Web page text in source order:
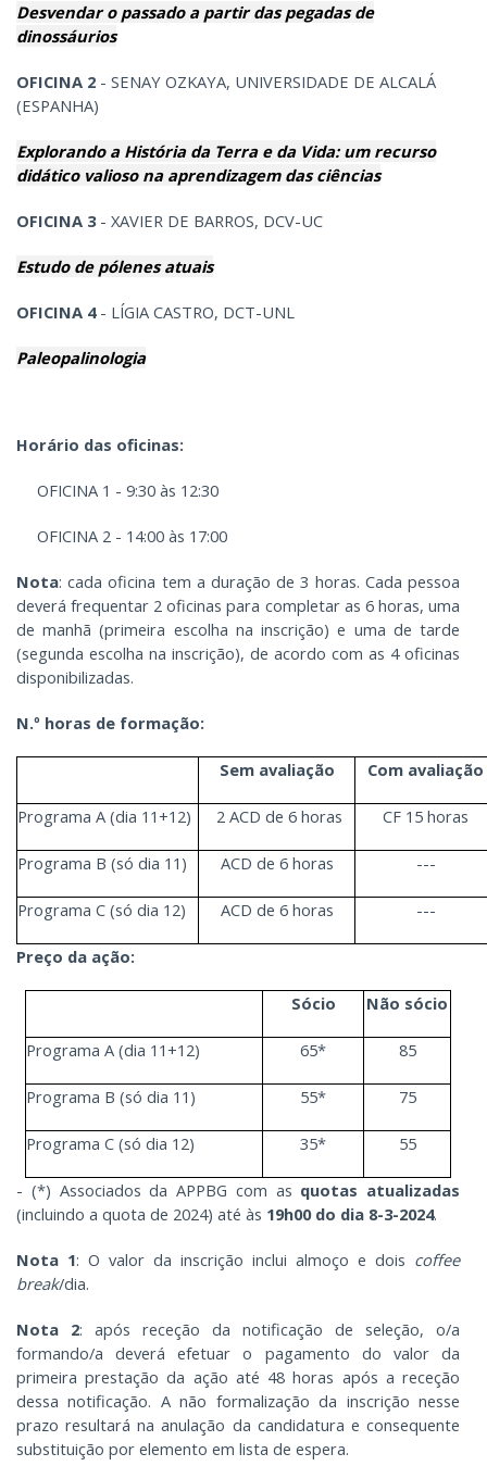
Desvendar o passado a partir das pegadas de
dinossáurios
OFICINA 2 - SENAY OZKAYA, UNIVERSIDADE DE ALCALÁ
(ESPANHA)
Explorando a História da Terra e da Vida: um recurso
didático valioso na aprendizagem das ciências
OFICINA 3- XAVIER DE BARROS, DCV-UC
Estudo de pólenes atuais
OFICINA 4- LÍGIA CASTRO, DCT-UNL
Paleopalinologia
Horário das oficinas:
OFICINA 1 - 9:30 às 12:30
OFICINA 2 - 14:00 às 17:00
Nota: cada oficina tem a duração de 3 horas. Cada pessoa
deverá frequentar 2 oficinas para completar as 6 horas, uma
de manhã (primeira escolha na inscrição) e uma de tarde
(segunda escolha na inscrição), de acordo com as 4 oficinas
disponibilizadas.
N.º horas de formação:
Sem avaliação Com avaliação
Programa A (dia 11+12) 2 ACD de 6 horas CF 15 horas
Programa B (só dia 11) ACD de 6 horas ---
Programa C (só dia 12) ACD de 6 horas ---
Preço da ação:
Sócio Não sócio
Programa A (dia 11+12) 65* 85
Programa B (só dia 11) 55* 75
Programa C (só dia 12) 35* 55
- (*) Associados da APPBG com as quotas atualizadas
(incluindo a quota de 2024) até às 19h00 do dia 8-3-2024.
Nota 1: O valor da inscrição inclui almoço e dois coffee
break/dia.
Nota 2: após receção da notificação de seleção, o/a
formando/a deverá efetuar o pagamento do valor da
primeira prestação da ação até 48 horas após a receção
dessa notificação. A não formalização da inscrição nesse
prazo resultará na anulação da candidatura e consequente
substituição por elemento em lista de espera.